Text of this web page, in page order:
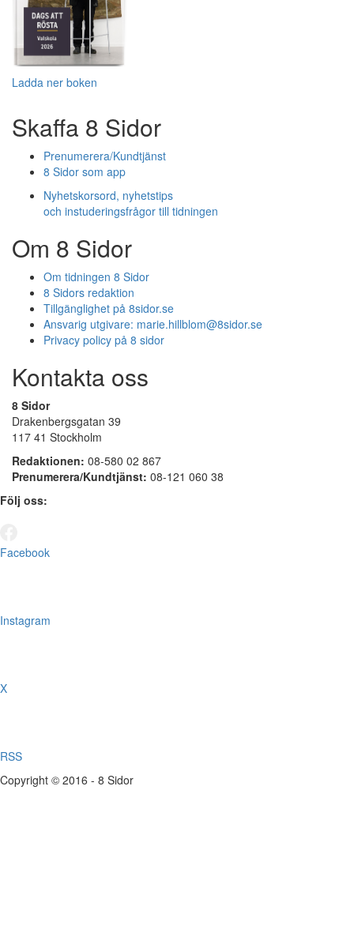
Ladda ner boken
Skaffa 8 Sidor
Prenumerera/Kundtjänst
8 Sidor som app
Nyhetskorsord, nyhetstips
och instuderingsfrågor till tidningen
Om 8 Sidor
Om tidningen 8 Sidor
8 Sidors redaktion
Tillgänglighet på 8sidor.se
Ansvarig utgivare: marie.hillblom@8sidor.se
Privacy policy på 8 sidor
Kontakta oss
8 Sidor
Drakenbergsgatan 39
117 41 Stockholm
Redaktionen: 08-580 02 867
Prenumerera/Kundtjänst: 08-121 060 38
Följ oss:
Facebook
Instagram
X
RSS
Copyright © 2016 - 8 Sidor